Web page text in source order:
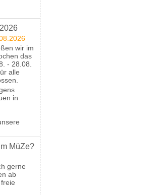
wir im
das
- 28.08.
alle
in
MüZe?
gerne
ab